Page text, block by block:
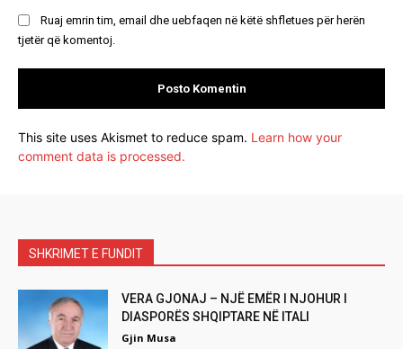
Ruaj emrin tim, email dhe uebfaqen në këtë shfletues për herën
tjetër që komentoj.
This site uses Akismet to reduce spam. Learn how your
comment data is processed.
SHKRIMET E FUNDIT
VERA GJONAJ – NJË EMËR I NJOHUR I
DIASPORËS SHQIPTARE NË ITALI
Gjin Musa